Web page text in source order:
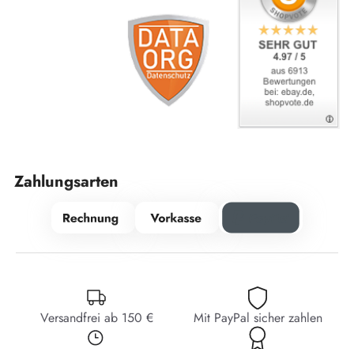
Zahlungsarten
Versandfrei ab 150 € Mit PayPal sicher zahlen